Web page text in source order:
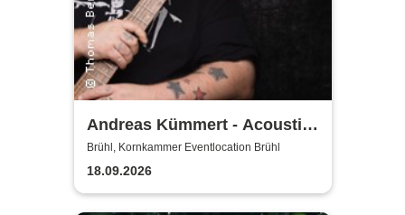
Andreas Kümmert - Acoustic
Duo
Brühl, Kornkammer Eventlocation Brühl
18.09.2026